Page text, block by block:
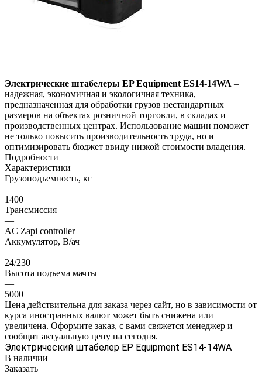
Электрические штабелеры EP Equipment ES14-14WA –
надежная, экономичная и экологичная техника,
предназначенная для обработки грузов нестандартных
размеров на объектах розничной торговли, в складах и
производственных центрах. Использование машин поможет
не только повысить производительность труда, но и
оптимизировать бюджет ввиду низкой стоимости владения.
Подробности
Характеристики
Грузоподъемность, кг
—
1400
Трансмиссия
—
AC Zapi controller
Аккумулятор, В/ач
—
24/230
Высота подъема мачты
—
5000
Цена действительна для заказа через сайт, но в зависимости от
курса иностранных валют может быть снижена или
увеличена. Оформите заказ, с вами свяжется менеджер и
сообщит актуальную цену на сегодня.
Электрический штабелер EP Equipment ES14-14WA
В наличии
Заказать